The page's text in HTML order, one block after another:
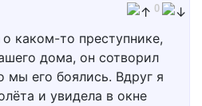
0
каком-то преступнике,
дома, он сотворил
мы его боялись. Вдруг я
и увидела в окне